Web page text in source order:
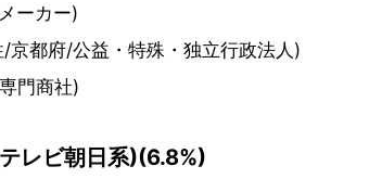
ーカー)
都府/公益・特殊・独立行政法人)
門商社)
レビ朝日系)(6.8%)